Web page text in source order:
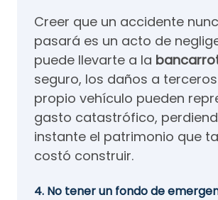
Creer que un accidente
pasará es un acto de
puede llevarte a la
seguro, los daños a
propio vehículo pueden
gasto catastrófico,
instante el patrimonio que
costó construir.
4. No tener un fondo de